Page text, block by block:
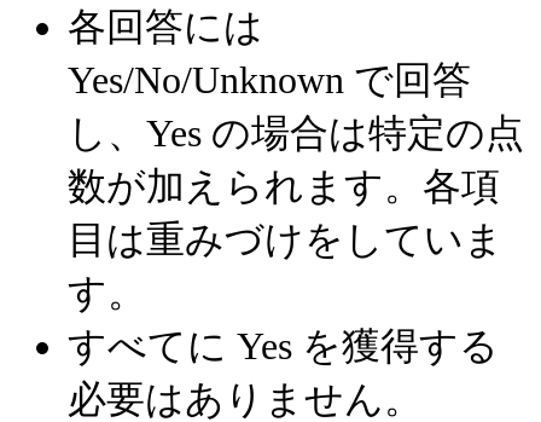
各回答には
Yes/No/Unknown で回答
し、Yes の場合は特定の点
数が加えられます。各項
目は重みづけをしていま
す。
すべてに Yes を獲得する
必要はありません。